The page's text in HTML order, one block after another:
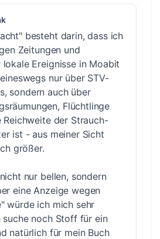
besteht darin, dass ich
Zeitungen und
lokale Ereignisse in Moabit
nur über STV-
sondern auch über
Flüchtlinge
Reichweite der Strauch-
ist - aus meiner Sicht
größer.
nur bellen, sondern
eine Anzeige wegen
würde ich mich sehr
suche noch Stoff für ein
natürlich für mein Buch